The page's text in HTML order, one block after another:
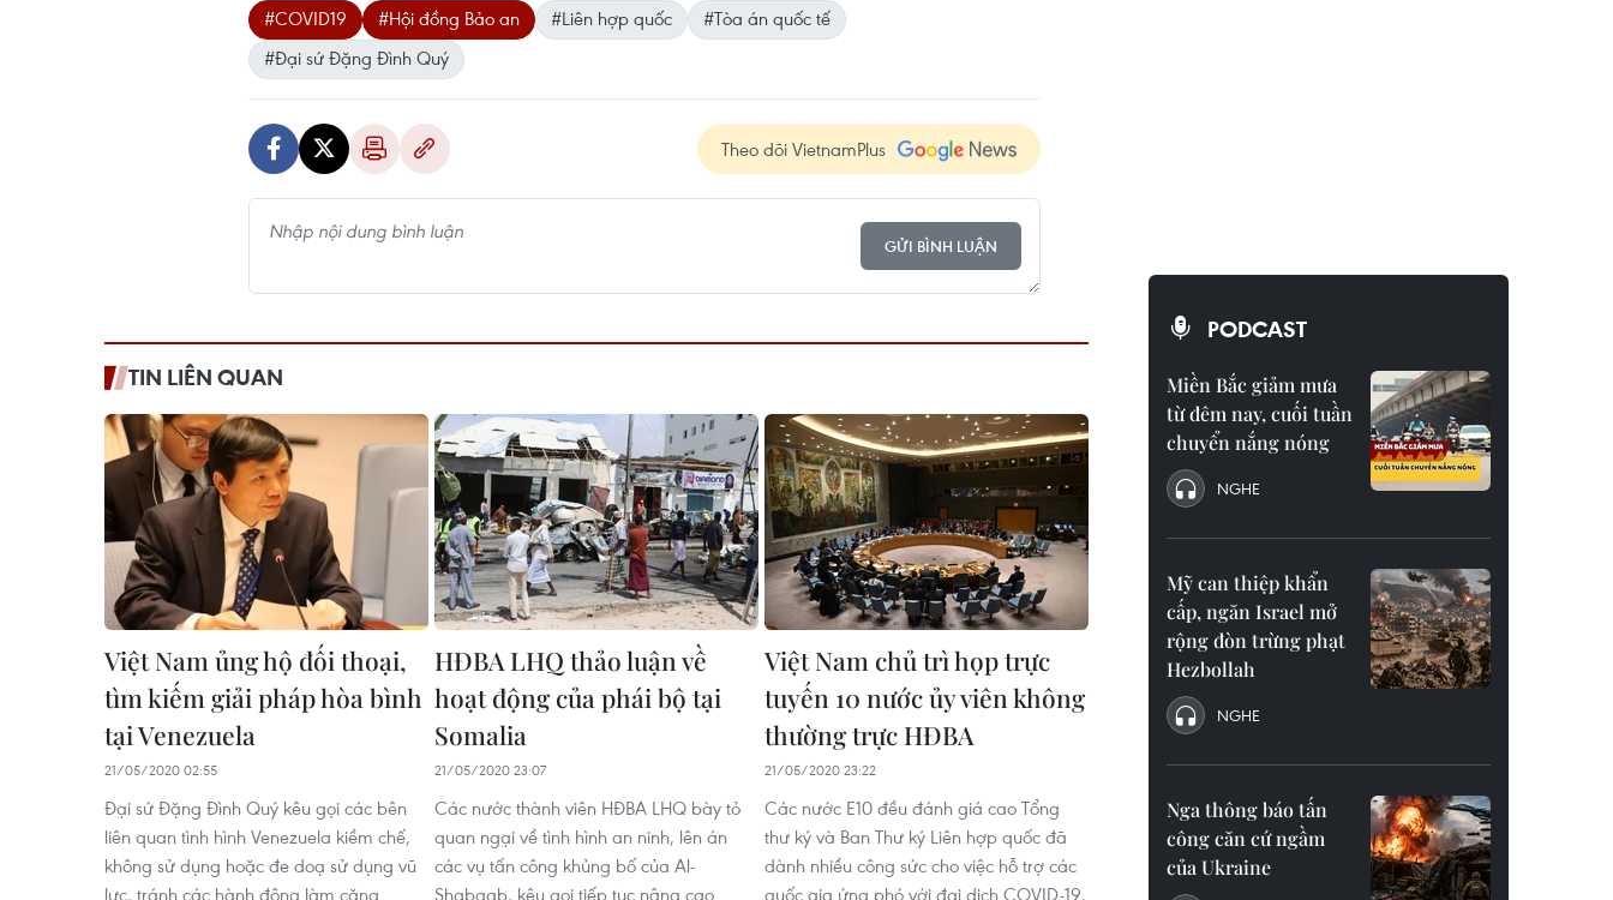
#COVID19 #Hội đồng Bảo an #Liên hợp quốc
#Tòa án quốc tế
#Đại sứ Đặng Đình Quý
Theo dõi VietnamPlus
GỬI BÌNH LUẬN
TIN LIÊN QUAN
Việt Nam ủng hộ đối thoại,
tìm kiếm giải pháp hòa bình
tại Venezuela
21/05/2020 02:55
Đại sứ Đặng Đình Quý kêu gọi các bên
liên quan tình hình Venezuela kiềm chế,
không sử dụng hoặc đe doạ sử dụng vũ
lực, tránh các hành động làm căng
HĐBA LHQ thảo luận về
hoạt động của phái bộ tại
Somalia
21/05/2020 23:07
Các nước thành viên HĐBA LHQ bày tỏ
quan ngại về tình hình an ninh, lên án
các vụ tấn công khủng bố của Al-
Shabaab, kêu gọi tiếp tục nâng cao
Việt Nam chủ trì họp trực
tuyến 10 nước ủy viên không
thường trực HĐBA
21/05/2020 23:22
Các nước E10 đều đánh giá cao Tổng
thư ký và Ban Thư ký Liên hợp quốc đã
dành nhiều công sức cho việc hỗ trợ các
quốc gia ứng phó với đại dịch COVID-19.
PODCAST
Miền Bắc giảm mưa
từ đêm nay, cuối tuần
chuyển nắng nóng
NGHE
Mỹ can thiệp khẩn
cấp, ngăn Israel mở
rộng đòn trừng phạt
Hezbollah
NGHE
Nga thông báo tấn
công căn cứ ngầm
của Ukraine